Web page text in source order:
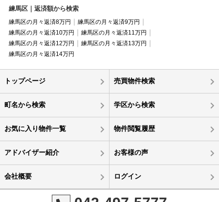
練馬区｜返済額から検索
練馬区の月々返済8万円
練馬区の月々返済9万円
練馬区の月々返済10万円
練馬区の月々返済11万円
練馬区の月々返済12万円
練馬区の月々返済13万円
練馬区の月々返済14万円
トップページ 売買物件検索
町名から検索 学区から検索
お気に入り物件一覧 物件閲覧履歴
アドバイザー紹介 お客様の声
会社概要 ログイン